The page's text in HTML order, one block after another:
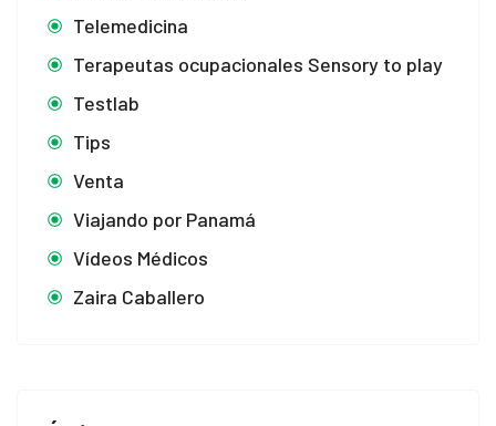
Telemedicina
Terapeutas ocupacionales Sensory to play
Testlab
Tips
Venta
Viajando por Panamá
Vídeos Médicos
Zaira Caballero